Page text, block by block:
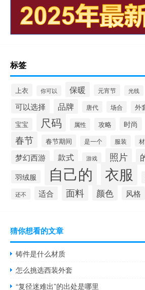
标签
上衣 你可以 保暖 元宵节 光线
可以选择 品牌 唐代 场合 外
宝宝 尺码 属性 攻略 时尚
春节 春节期间 是一个 服装
梦幻西游 款式 游戏 照片
羽绒服 自己的 衣服
还不 适合 面料 颜色 风格
猜你想看的文章
铸件是什么材质
怎么挑选西装外套
“复径迷难出”的出处是哪里